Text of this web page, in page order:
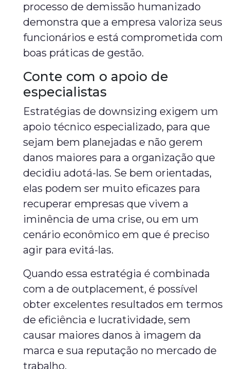
processo de demissão humanizado
demonstra que a empresa valoriza seus
funcionários e está comprometida com
boas práticas de gestão.
Conte com o apoio de
especialistas
Estratégias de downsizing exigem um
apoio técnico especializado, para que
sejam bem planejadas e não gerem
danos maiores para a organização que
decidiu adotá-las. Se bem orientadas,
elas podem ser muito eficazes para
recuperar empresas que vivem a
iminência de uma crise, ou em um
cenário econômico em que é preciso
agir para evitá-las.
Quando essa estratégia é combinada
com a de outplacement, é possível
obter excelentes resultados em termos
de eficiência e lucratividade, sem
causar maiores danos à imagem da
marca e sua reputação no mercado de
trabalho.